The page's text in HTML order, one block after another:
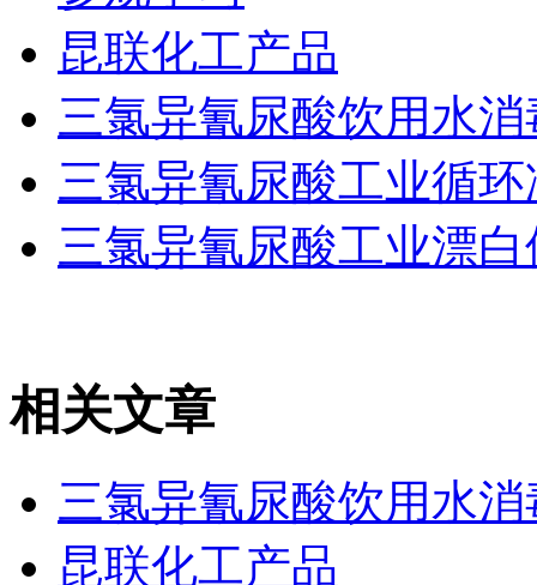
昆联化工产品
三氯异氰尿酸饮用水
三氯异氰尿酸工业循
三氯异氰尿酸工业漂
相关文章
三氯异氰尿酸饮用水
昆联化工产品